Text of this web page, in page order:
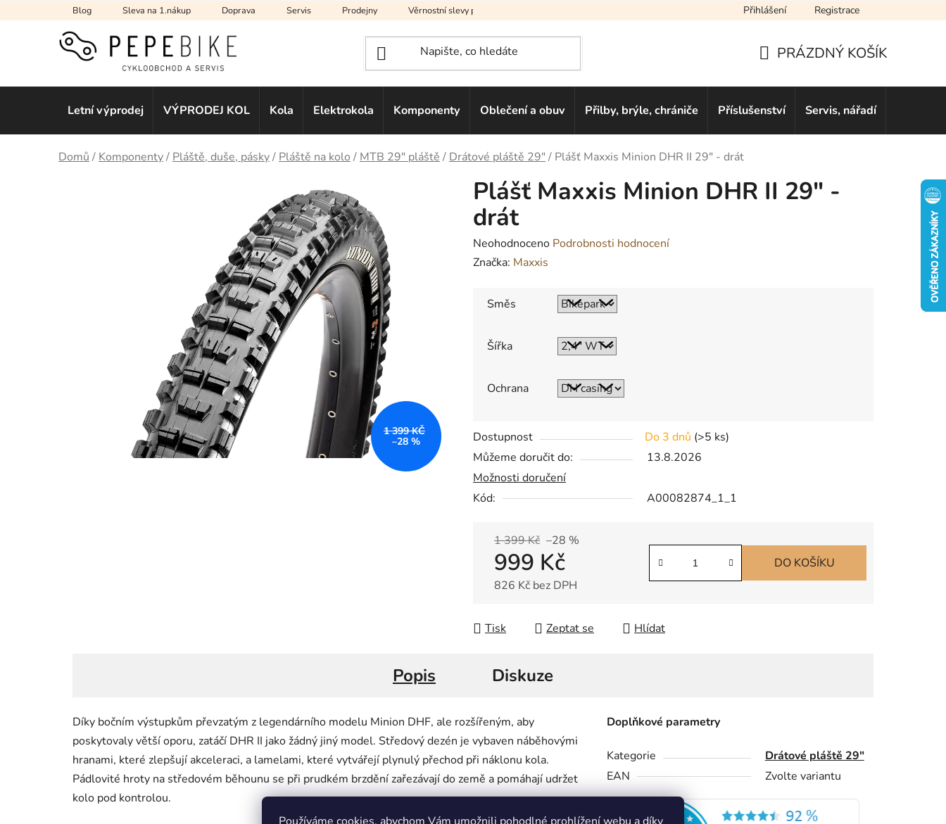
na
Blog Sleva na 1.nákup Doprava Servis Prodejny Věrnostní slevy pro vás Obchodní podmínky
Přihlášení Registrace
KOŠÍK
PRÁZDNÝ KOŠÍK
Letní výprodej VÝPRODEJ KOL Kola Elektrokola Komponenty Oblečení a obuv Přilby, brýle, chrániče Příslušenství Servis, nářadí
Domů / Komponenty/ Pláště, duše, pásky/ Pláště na kolo / MTB 29" pláště / Drátové pláště 29"/ Plášť Maxxis Minion DHR II 29" - drát
Plášť Maxxis Minion DHR II 29" -
drát
Průměrné
hodnocení
Neohodnoceno Podrobnosti hodnocení
Značka: Maxxis
Směs
Šířka
Ochrana
Dostupnost Do 3 dnů (>5 ks)
Můžeme doručit do:
13.8.2026
Možnosti doručení
Kód:
A00082874_1_1
1 399 Kč –28 %
999 Kč
826 Kč bez DPH
DO KOŠÍKU
Tisk Zeptat se Hlídat
1 399 KČ
–28 %
Popis Diskuze
Díky bočním výstupkům převzatým z legendárního modelu Minion DHF, ale rozšířeným, aby
poskytovaly větší oporu, zatáčí DHR II jako žádný jiný model. Středový dezén je vybaven náběhovými
hranami, které zlepšují akceleraci, a lamelami, které vytvářejí plynulý přechod při náklonu kola.
Pádlovité hroty na středovém běhounu se při prudkém brzdění zařezávají do země a pomáhají udržet
kolo pod kontrolou.
Doplňkové parametry
Kategorie
Drátové pláště 29"
EAN
Zvolte variantu